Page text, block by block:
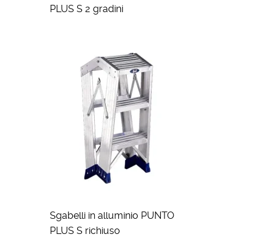
PLUS S 2 gradini
Sgabelli in alluminio PUNTO
PLUS S richiuso